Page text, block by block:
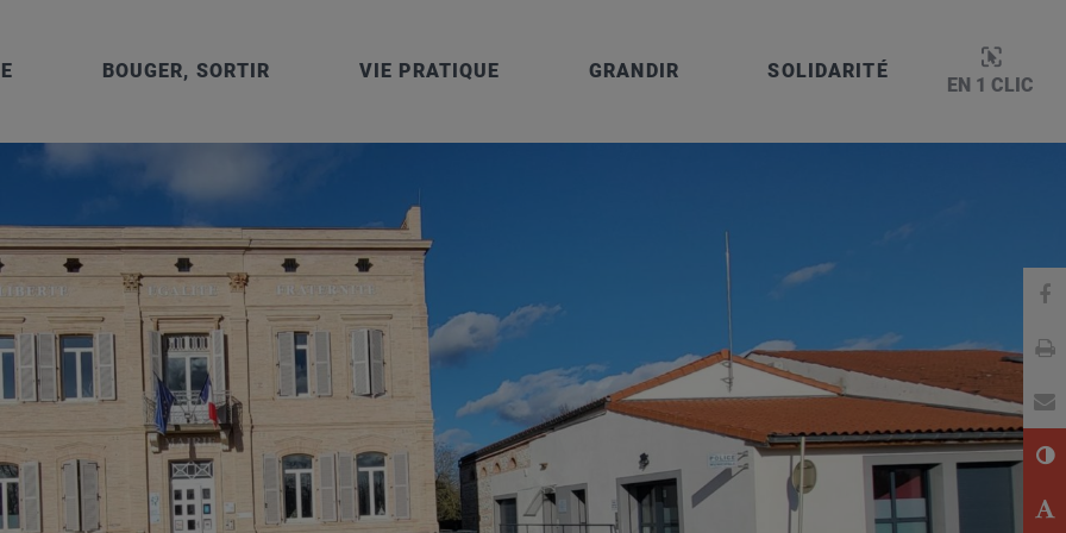
et 5 rue Cayssials – 31150 GRATENTOUR – Tél: 05 62 79 94 00
BOUGER, SORTIR VIE PRATIQUE GRANDIR SOLIDARITÉ
EN 1 CLIC